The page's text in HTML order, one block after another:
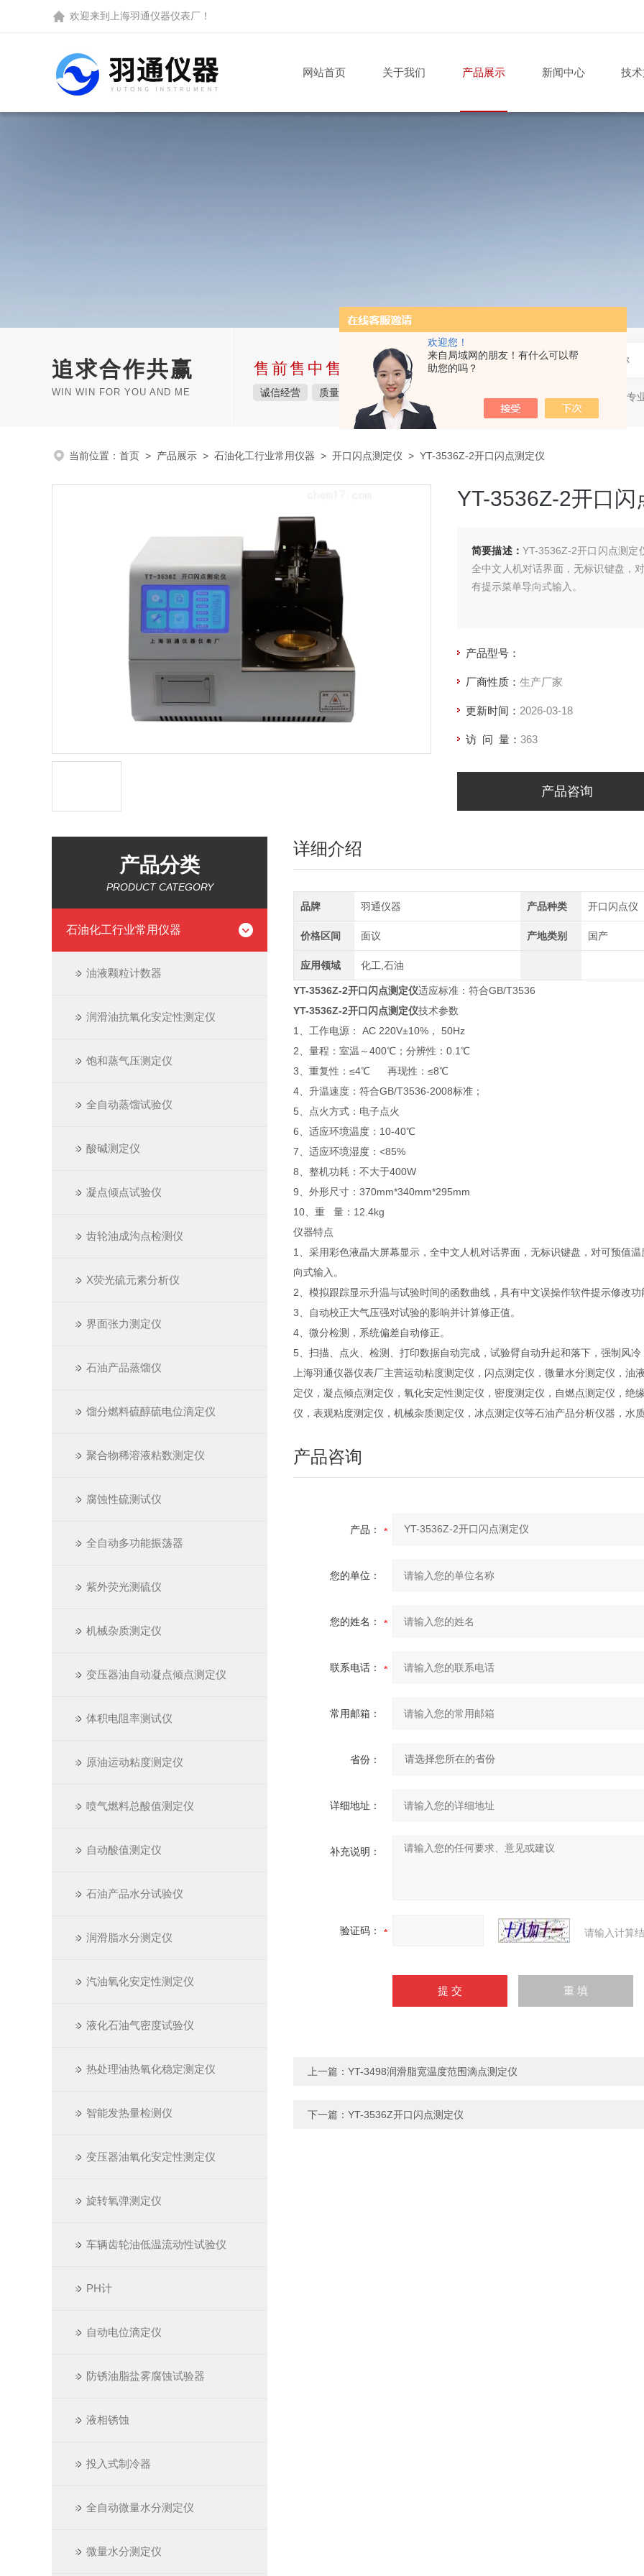
欢迎您！
来自局域网的朋友！有什么可以帮
助您的吗？
欢迎来到 上海羽通仪器仪表厂 ！
网站首页 关于我们 产品展示 新闻中心 技
追求合作共赢
WIN WIN FOR YOU AND ME
售前售中售后完整的服务体系
诚信经营 质量保障 价格实惠 热门关键词：石油产品专
当前位置： 首页 > 产品展示 > 石油化工行业常用仪器 > 开口闪点测定仪 > YT-3536Z-2开口闪点测定仪
YT-3536Z-2开口闪
简要描述：YT-3536Z-2开口闪点测定
全中文人机对话界面，无标识键盘，
有提示菜单导向式输入。
产品型号：
厂商性质： 生产厂家
更新时间： 2026-03-18
访 问 量： 363
产品咨询
产品分类
PRODUCT CATEGORY
石油化工行业常用仪器
油液颗粒计数器
润滑油抗氧化安定性测定仪
饱和蒸气压测定仪
全自动蒸馏试验仪
酸碱测定仪
凝点倾点试验仪
齿轮油成沟点检测仪
X荧光硫元素分析仪
界面张力测定仪
石油产品蒸馏仪
馏分燃料硫醇硫电位滴定仪
聚合物稀溶液粘数测定仪
腐蚀性硫测试仪
全自动多功能振荡器
紫外荧光测硫仪
机械杂质测定仪
变压器油自动凝点倾点测定仪
体积电阻率测试仪
原油运动粘度测定仪
喷气燃料总酸值测定仪
自动酸值测定仪
石油产品水分试验仪
润滑脂水分测定仪
汽油氧化安定性测定仪
液化石油气密度试验仪
热处理油热氧化稳定测定仪
智能发热量检测仪
变压器油氧化安定性测定仪
旋转氧弹测定仪
车辆齿轮油低温流动性试验仪
PH计
自动电位滴定仪
防锈油脂盐雾腐蚀试验器
液相锈蚀
投入式制冷器
全自动微量水分测定仪
微量水分测定仪
详细介绍
品牌 羽通仪器 产品种类 开口闪点仪
价格区间 面议 产地类别 国产
应用领域 化工,石油
YT-3536Z-2开口闪点测定仪适应标准：符合GB/T3536
YT-3536Z-2开口闪点测定仪技术参数
1、工作电源： AC 220V±10%， 50Hz
2、量程：室温～400℃；分辨性：0.1℃
3、重复性：≤4℃ 再现性：≤8℃
4、升温速度：符合GB/T3536-2008标准；
5、点火方式：电子点火
6、适应环境温度：10-40℃
7、适应环境湿度：<85%
8、整机功耗：不大于400W
9、外形尺寸：370mm*340mm*295mm
10、重 量：12.4kg
仪器特点
1、采用彩色液晶大屏幕显示，全中文人机对话界面，无标识键盘，对可预值
向式输入。
2、模拟跟踪显示升温与试验时间的函数曲线，具有中文误操作软件提示修改
3、自动校正大气压强对试验的影响并计算修正值。
4、微分检测，系统偏差自动修正。
5、扫描、点火、检测、打印数据自动完成，试验臂自动升起和落下，强制风冷
上海羽通仪器仪表厂主营运动粘度测定仪，闪点测定仪，微量水分测定仪，
定仪，凝点倾点测定仪，氧化安定性测定仪，密度测定仪，自燃点测定仪，
仪，表观粘度测定仪，机械杂质测定仪，冰点测定仪等石油产品分析仪器，水
产品咨询
产品：
您的单位：
您的姓名：
联系电话：
常用邮箱：
省份：
详细地址：
补充说明：
验证码： 请输入计算
上一篇： YT-3498润滑脂宽温度范围滴点测定仪
下一篇： YT-3536Z开口闪点测定仪